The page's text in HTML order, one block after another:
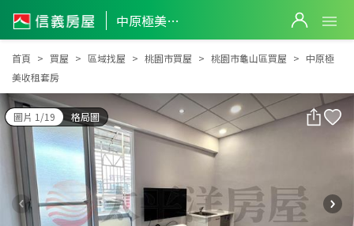
中原極美收租套房
中原極美收租套房
首頁 買屋 區域找屋 桃園市買屋 桃園市龜山區買屋
中原極
美收租套房
圖片 1/19 格局圖